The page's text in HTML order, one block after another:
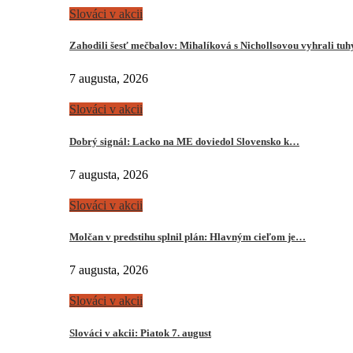
Slováci v akcii
Zahodili šesť mečbalov: Mihalíková s Nichollsovou vyhrali
7 augusta, 2026
Slováci v akcii
Dobrý signál: Lacko na ME doviedol Slovensko k…
7 augusta, 2026
Slováci v akcii
Molčan v predstihu splnil plán: Hlavným cieľom je…
7 augusta, 2026
Slováci v akcii
Slováci v akcii: Piatok 7. august